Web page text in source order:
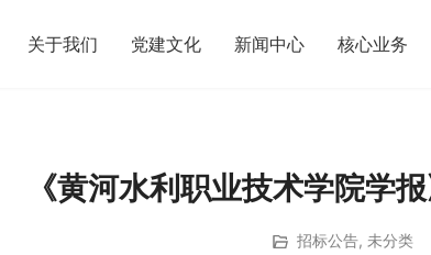
关于我们 党建文化 新闻中心 核心业务
《黄河水利职业技术学院学
招标公告, 未分类